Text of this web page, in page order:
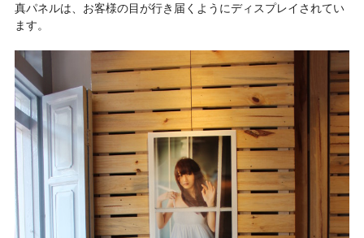
真パネルは、お客様の目が行き届くようにディスプレイされてい
ます。